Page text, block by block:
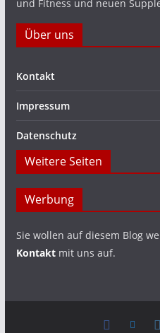
und Fitness und neuen
Über uns
Kontakt
Impressum
Datenschutz
Weitere Seiten
Werbung
Sie wollen auf diesem Blog
Kontaktmit uns auf.